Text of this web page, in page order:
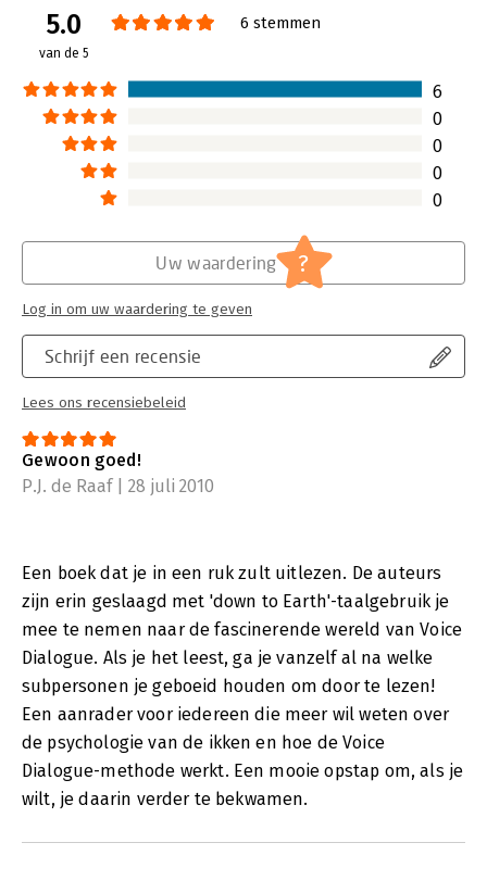
5.0
van de 5
6 stemmen
6
0
0
0
0
Schrijf een recensie
Lees ons recensiebeleid
Uw waardering ?
Log in om uw waardering te geven
Gewoon goed!
P.J. de Raaf | 28 juli 2010
Een boek dat je in een ruk zult uitlezen. De auteurs
zijn erin geslaagd met 'down to Earth'-taalgebruik je
mee te nemen naar de fascinerende wereld van Voice
Dialogue. Als je het leest, ga je vanzelf al na welke
subpersonen je geboeid houden om door te lezen!
Een aanrader voor iedereen die meer wil weten over
de psychologie van de ikken en hoe de Voice
Dialogue-methode werkt. Een mooie opstap om, als je
wilt, je daarin verder te bekwamen.